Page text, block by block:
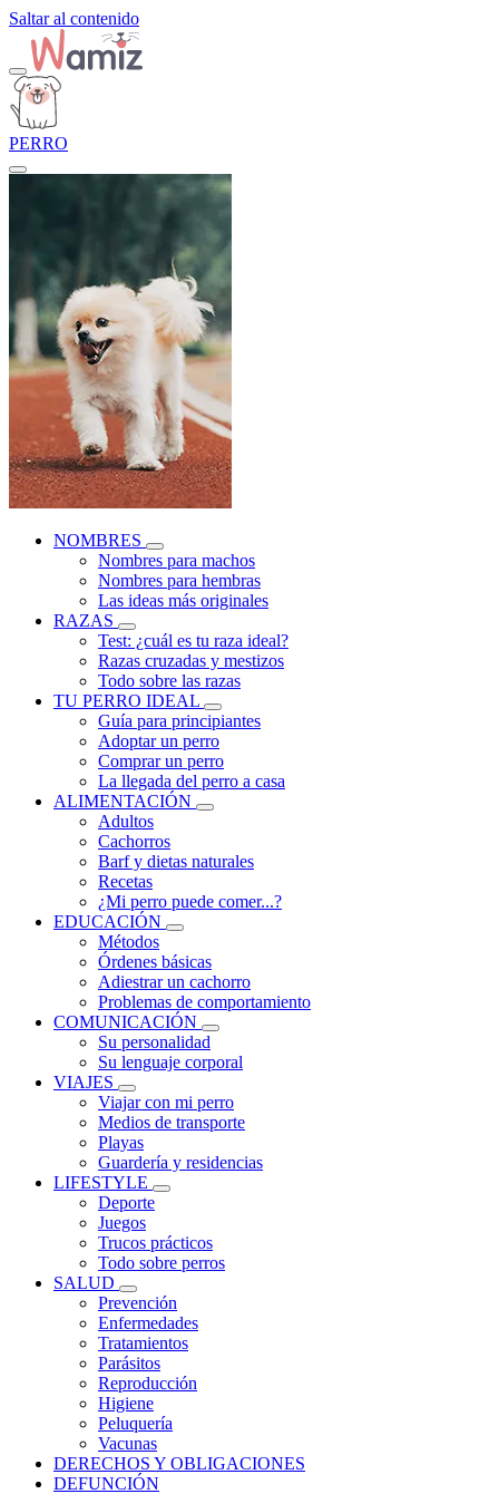
Saltar al contenido
PERRO
NOMBRES
Nombres para machos
Nombres para hembras
Las ideas más originales
RAZAS
Test: ¿cuál es tu raza ideal?
Razas cruzadas y mestizos
Todo sobre las razas
TU PERRO IDEAL
Guía para principiantes
Adoptar un perro
Comprar un perro
La llegada del perro a casa
ALIMENTACIÓN
Adultos
Cachorros
Barf y dietas naturales
Recetas
¿Mi perro puede comer...?
EDUCACIÓN
Métodos
Órdenes básicas
Adiestrar un cachorro
Problemas de comportamiento
COMUNICACIÓN
Su personalidad
Su lenguaje corporal
VIAJES
Viajar con mi perro
Medios de transporte
Playas
Guardería y residencias
LIFESTYLE
Deporte
Juegos
Trucos prácticos
Todo sobre perros
SALUD
Prevención
Enfermedades
Tratamientos
Parásitos
Reproducción
Higiene
Peluquería
Vacunas
DERECHOS Y OBLIGACIONES
DEFUNCIÓN